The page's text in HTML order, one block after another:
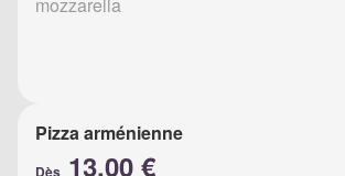
Pizza arménienne
Dès 13.00 €